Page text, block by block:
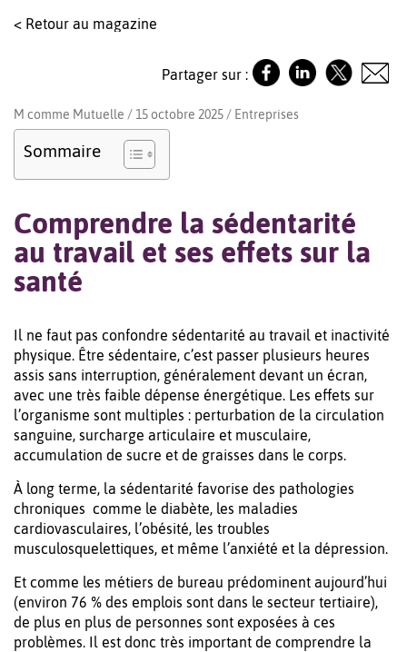
< Retour au magazine
Partager sur :
M comme Mutuelle / 15 octobre 2025 / Entreprises
Sommaire
Comprendre la sédentarité
au travail et ses effets sur la
santé
Il ne faut pas confondre sédentarité au travail et inactivité
physique. Être sédentaire, c’est passer plusieurs heures
assis sans interruption, généralement devant un écran,
avec une très faible dépense énergétique. Les effets sur
l’organisme sont multiples : perturbation de la circulation
sanguine, surcharge articulaire et musculaire,
accumulation de sucre et de graisses dans le corps.
À long terme, la sédentarité favorise des pathologies
chroniques comme le diabète, les maladies
cardiovasculaires, l’obésité, les troubles
musculosquelettiques, et même l’anxiété et la dépression.
Et comme les métiers de bureau prédominent aujourd’hui
(environ 76 % des emplois sont dans le secteur tertiaire),
de plus en plus de personnes sont exposées à ces
problèmes. Il est donc très important de comprendre la